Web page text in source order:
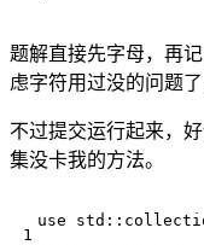
题解直接先字母，再
虑字符用过没的问题
不过提交运行起来，
集没卡我的方法。
use std ::